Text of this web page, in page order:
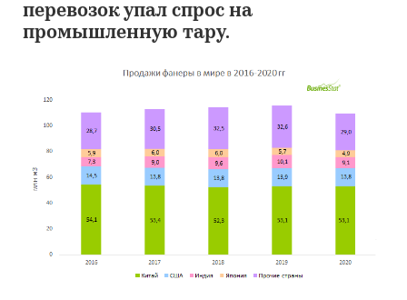
перевозок упал спрос на
промышленную тару.